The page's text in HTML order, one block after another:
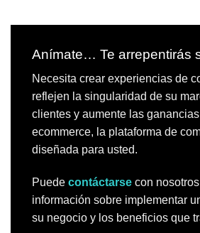
Anímate… Te arrepentirás
Necesita crear experiencias de
reflejen la singularidad de su
clientes y aumente las
ecommerce, la plataforma de
diseñada para usted.
Puede contáctarse con
información sobre implementar
su negocio y los beneficios que